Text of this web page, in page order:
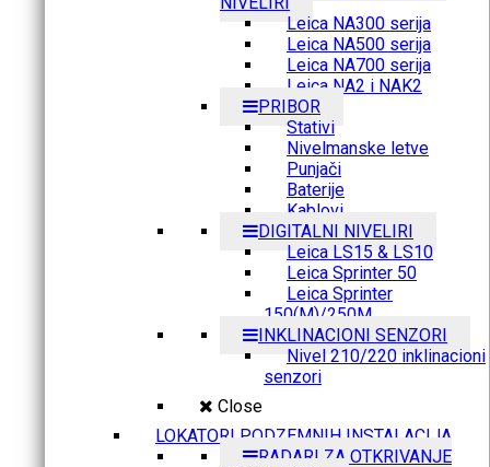
Leica NA300 serija
Leica NA500 serija
Leica NA700 serija
Leica NA2 i NAK2
PRIBOR
Stativi
Nivelmanske letve
Punjači
Baterije
Kablovi
DIGITALNI NIVELIRI
Leica LS15 & LS10
Leica Sprinter 50
Leica Sprinter
150(M)/250M
INKLINACIONI SENZORI
Nivel 210/220 inklinacioni
senzori
Close
LOKATORI PODZEMNIH INSTALACIJA
RADARI ZA OTKRIVANJE